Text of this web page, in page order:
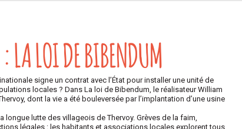
LA LOI DE BIBENDUM
signe un contrat avec l’État pour installer une unité de
locales ? Dans La loi de Bibendum, le réalisateur William
dont la vie a été bouleversée par l’implantation d’une usine
lutte des villageois de Thervoy. Grèves de la faim,
légales : les habitants et associations locales explorent tous